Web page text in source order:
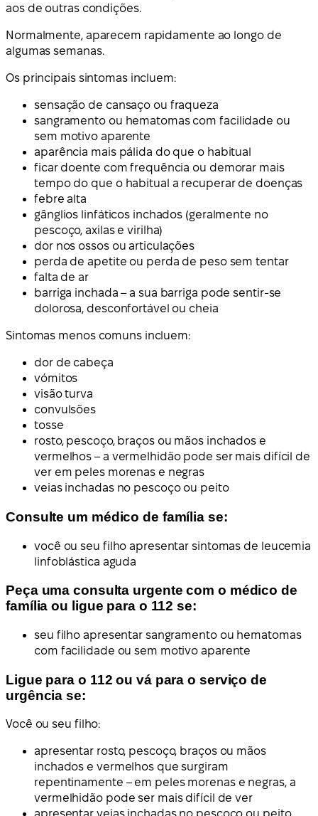
aos de outras condições.
Normalmente, aparecem rapidamente ao longo de
algumas semanas.
Os principais sintomas incluem:
sensação de cansaço ou fraqueza
sangramento ou hematomas com facilidade ou
sem motivo aparente
aparência mais pálida do que o habitual
ficar doente com frequência ou demorar mais
tempo do que o habitual a recuperar de doenças
febre alta
gânglios linfáticos inchados (geralmente no
pescoço, axilas e virilha)
dor nos ossos ou articulações
perda de apetite ou perda de peso sem tentar
falta de ar
barriga inchada – a sua barriga pode sentir-se
dolorosa, desconfortável ou cheia
Sintomas menos comuns incluem:
dor de cabeça
vómitos
visão turva
convulsões
tosse
rosto, pescoço, braços ou mãos inchados e
vermelhos – a vermelhidão pode ser mais difícil de
ver em peles morenas e negras
veias inchadas no pescoço ou peito
Consulte um médico de família se:
você ou seu filho apresentar sintomas de leucemia
linfoblástica aguda
Peça uma consulta urgente com o médico de
família ou ligue para o 112 se:
seu filho apresentar sangramento ou hematomas
com facilidade ou sem motivo aparente
Ligue para o 112 ou vá para o serviço de
urgência se:
Você ou seu filho:
apresentar rosto, pescoço, braços ou mãos
inchados e vermelhos que surgiram
repentinamente – em peles morenas e negras, a
vermelhidão pode ser mais difícil de ver